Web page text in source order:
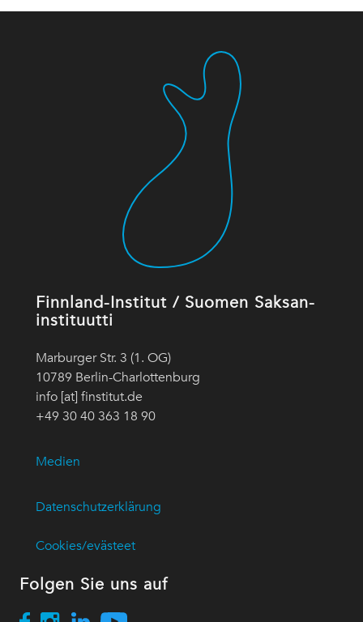
Finnland-Institut / Suomen Saksan-
instituutti
Marburger Str. 3 (1. OG)
10789 Berlin-Charlottenburg
info [at] finstitut.de
+49 30 40 363 18 90
Medien
Datenschutzerklärung
Cookies/evästeet
Folgen Sie uns auf